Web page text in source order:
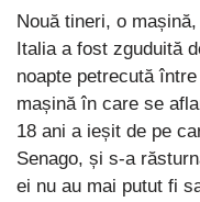
Nouă tineri, o
Italia a fost zguduită
noapte petrecută
mașină în care se
18 ani a ieșit de pe
Senago, și s-a
ei nu au mai putut fi